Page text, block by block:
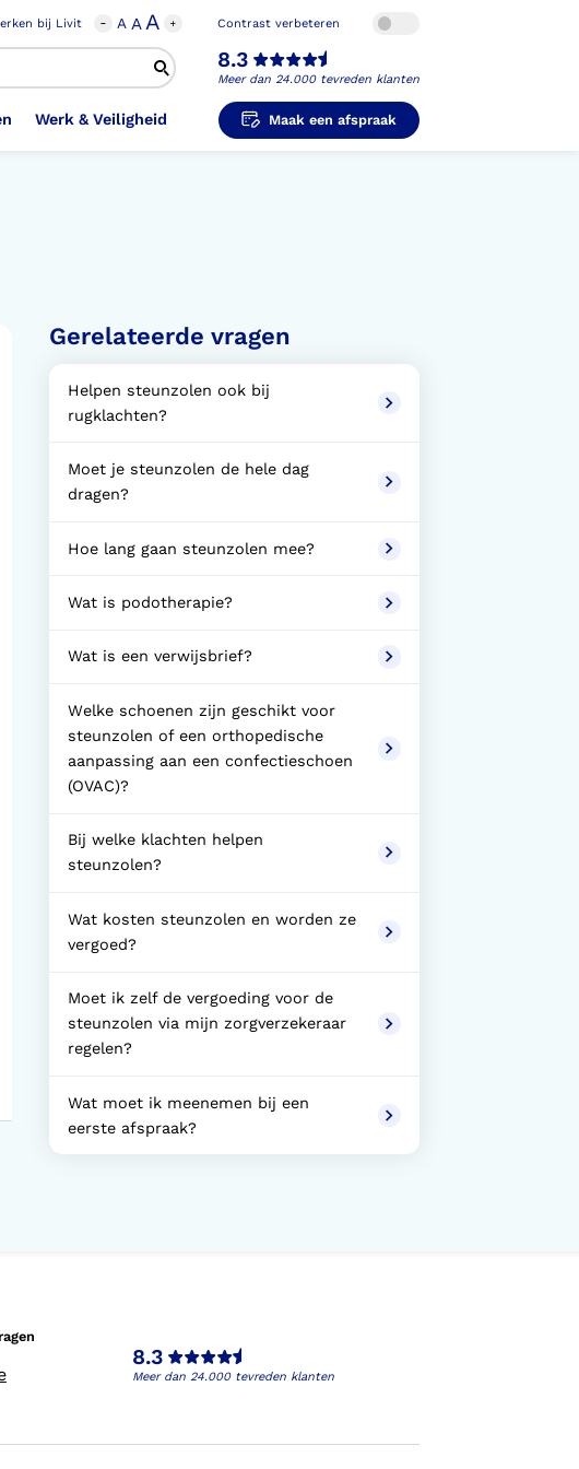
bij Livit A AA Contrast verbeteren
8.3
Meer dan 24.000 tevreden klanten
Steunzolen in
Veiligheidsschoenen
Pols Hand Duim
Schouder
Orthopedische Pantoffels
Werk en Veiligheid
Heupprothese
Schouderprothese
Werk & Veiligheid Maak een afspraak
Gerelateerde vragen
Helpen steunzolen ook bij
rugklachten?
Moet je steunzolen de hele dag
dragen?
Hoe lang gaan steunzolen mee?
Wat is podotherapie?
Wat is een verwijsbrief?
Welke schoenen zijn geschikt voor
steunzolen of een orthopedische
aanpassing aan een confectieschoen
(OVAC)?
Bij welke klachten helpen
steunzolen?
Wat kosten steunzolen en worden ze
vergoed?
Moet ik zelf de vergoeding voor de
steunzolen via mijn zorgverzekeraar
regelen?
Wat moet ik meenemen bij een
eerste afspraak?
8.3
Meer dan 24.000 tevreden klanten